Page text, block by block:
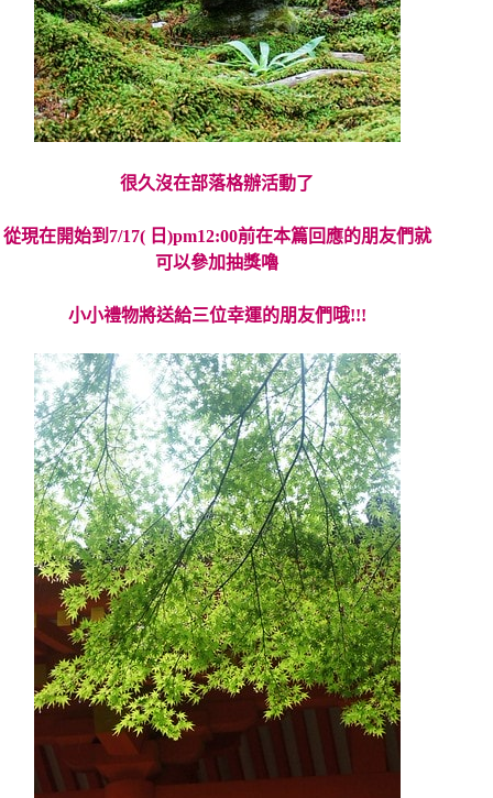
很久沒在部落格辦活動了
從現在開始到7/17( 日)pm12:00前在本篇回應的朋友們就
可以參加抽獎嚕
小小禮物將送給三位幸運的朋友們哦!!!